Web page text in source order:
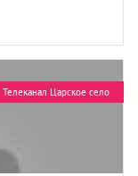
Телеканал Царское село